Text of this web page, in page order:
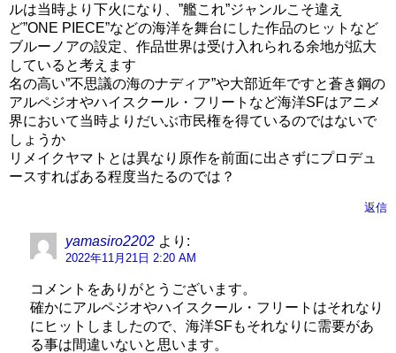
ルは当時より下火になり、”艦これ”ジャンルこそ違え
ど”ONE PIECE”などの海洋を舞台にした作品のヒットなど
ブルーノアの設定、作品世界は受け入れられる余地が拡大
していると考えます
名の高い”不思議の海のナディア”や大部近年ですと蒼き鋼の
アルペジオやハイスクール・フリートなど海洋SFはアニメ
界において当時よりだいぶ市民権を得ているのではないで
しょうか
リメイクヤマトとは異なり原作を前面に出さずにプロデュ
ースすればある程度当たるのでは？
返信
yamasiro2202 より:
2022年11月21日 2:20 AM
コメントをありがとうございます。
確かにアルペジオやハイスクール・フリートはそれなり
にヒットしましたので、海洋SFもそれなりに需要があ
る事は間違いないと思います。